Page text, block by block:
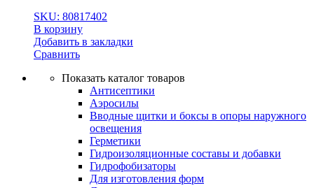
SKU: 80817402
В корзину
Добавить в закладки
Сравнить
Показать каталог товаров
Антисептики
Аэросилы
Вводные щитки и боксы в опоры наружного
освещения
Герметики
Гидроизоляционные составы и добавки
Гидрофобизаторы
Для изготовления форм